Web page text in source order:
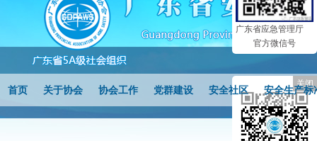
首页 关于协会 协会工作 党群建设 安全社区 安全生产标
广东省应急管理厅
官方微信号
关闭